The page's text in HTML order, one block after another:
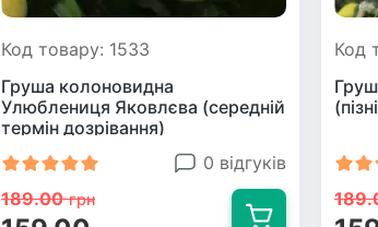
Код товару: 1533
Груша колоновидна
Улюблениця Яковлєва (середній
термін дозрівання)
0 відгуків
189.00 грн
Код